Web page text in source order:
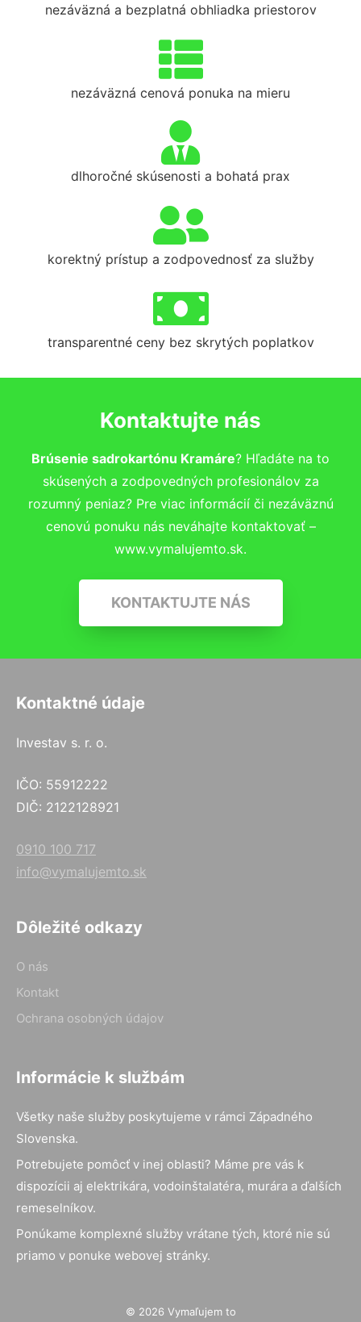
nezáväzná a bezplatná obhliadka priestorov
nezáväzná cenová ponuka na mieru
dlhoročné skúsenosti a bohatá prax
korektný prístup a zodpovednosť za služby
transparentné ceny bez skrytých poplatkov
Kontaktujte nás
Brúsenie sadrokartónu Kramáre? Hľadáte na to
skúsených a zodpovedných profesionálov za
rozumný peniaz? Pre viac informácií či nezáväznú
cenovú ponuku nás neváhajte kontaktovať –
www.vymalujemto.sk.
KONTAKTUJTE NÁS
Kontaktné údaje
Investav s. r. o.
IČO: 55912222
DIČ: 2122128921
0910 100 717
info@vymalujemto.sk
Dôležité odkazy
O nás
Kontakt
Ochrana osobných údajov
Informácie k službám
Všetky naše služby poskytujeme v rámci Západného
Slovenska.
Potrebujete pomôcť v inej oblasti? Máme pre vás k
dispozícii aj elektrikára, vodoinštalatéra, murára a ďalších
remeselníkov.
Ponúkame komplexné služby vrátane tých, ktoré nie sú
priamo v ponuke webovej stránky.
© 2026 Vymaľujem to